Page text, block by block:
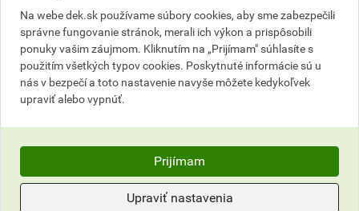
Rekonštrukcia a
sanácia
Nátery
Fasádne farby Interiérové farby
Na webe dek.sk používame súbory cookies, aby sme zabezpečili
správne fungovanie stránok, merali ich výkon a prispôsobili
ponuky vašim záujmom. Kliknutím na „Prijímam" súhlasíte s
použitím všetkých typov cookies. Poskytnuté informácie sú u
nás v bezpečí a toto nastavenie navyše môžete kedykoľvek
upraviť alebo vypnúť.
Prijímam
Upraviť nastavenia